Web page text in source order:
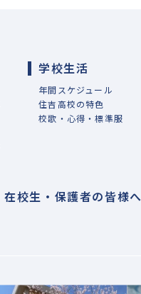
学校生活
年間スケジュール
住吉高校の特色
校歌・心得・標準服
在校生・保護者の皆様へ